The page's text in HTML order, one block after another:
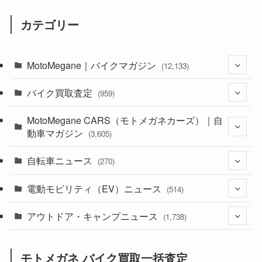
カテゴリー
MotoMegane｜バイクマガジン (12,133)
(44)
(1,242)
(638)
(118)
(60)
(252)
(38) (249)
(306)
(6,956)
(2,473)
(1,226)
バイク買取査定 (959)
(352)
(1)
MotoMegane CARS（モトメガネカーズ）｜自
動車マガジン (3,605)
(185)
(137) (2,744)
自転車ニュース (270)
(54)
(211)
電動モビリティ（EV）ニュース (514)
(132)
アウトドア・キャンプニュース (1,738)
モトメガネ バイク買取一括査定